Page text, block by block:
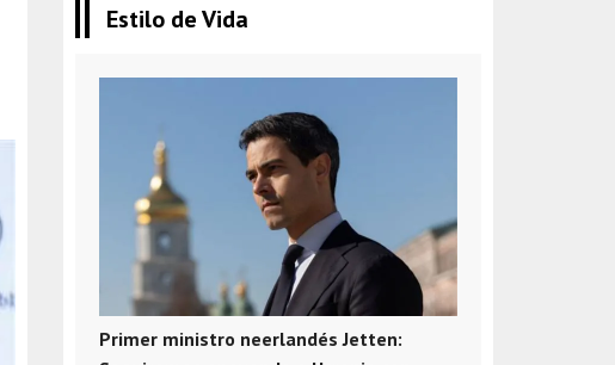
Estilo de Vida
Primer ministro neerlandés Jetten: